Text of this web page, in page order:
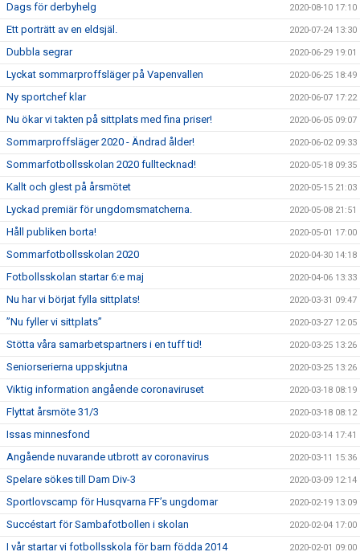
Dags för derbyhelg 2020-08-10 17:10
Ett porträtt av en eldsjäl. 2020-07-24 13:30
Dubbla segrar 2020-06-29 19:01
Lyckat sommarproffsläger på Vapenvallen 2020-06-25 18:49
Ny sportchef klar 2020-06-07 17:22
Nu ökar vi takten på sittplats med fina priser! 2020-06-05 09:07
Sommarproffsläger 2020 - Ändrad ålder! 2020-06-02 09:33
Sommarfotbollsskolan 2020 fulltecknad! 2020-05-18 09:35
Kallt och glest på årsmötet 2020-05-15 21:03
Lyckad premiär för ungdomsmatcherna. 2020-05-08 21:51
Håll publiken borta! 2020-05-01 17:00
Sommarfotbollsskolan 2020 2020-04-30 14:18
Fotbollsskolan startar 6:e maj 2020-04-06 13:33
Nu har vi börjat fylla sittplats! 2020-03-31 09:47
”Nu fyller vi sittplats” 2020-03-27 12:05
Stötta våra samarbetspartners i en tuff tid! 2020-03-25 13:26
Seniorserierna uppskjutna 2020-03-25 13:26
Viktig information angående coronaviruset 2020-03-18 08:19
Flyttat årsmöte 31/3 2020-03-18 08:12
Issas minnesfond 2020-03-14 17:41
Angående nuvarande utbrott av coronavirus 2020-03-11 15:36
Spelare sökes till Dam Div-3 2020-03-09 12:14
Sportlovscamp för Husqvarna FF’s ungdomar 2020-02-19 13:09
Succéstart för Sambafotbollen i skolan 2020-02-04 17:00
I vår startar vi fotbollsskola för barn födda 2014 2020-02-01 09:00